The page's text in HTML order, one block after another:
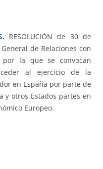
. RESOLUCIÓN de 30 de
de Relaciones con
por la que se convocan
al ejercicio de la
en España por parte de
y otros Estados partes en
Europeo.